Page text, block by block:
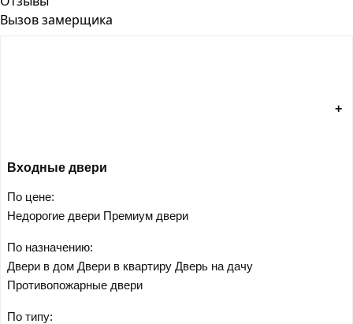
Вызов замерщика
Входные двери
По цене:
Недорогие двери Премиум двери
По назначению:
Двери в дом Двери в квартиру Дверь на дачу
Противопожарные двери
По типу: